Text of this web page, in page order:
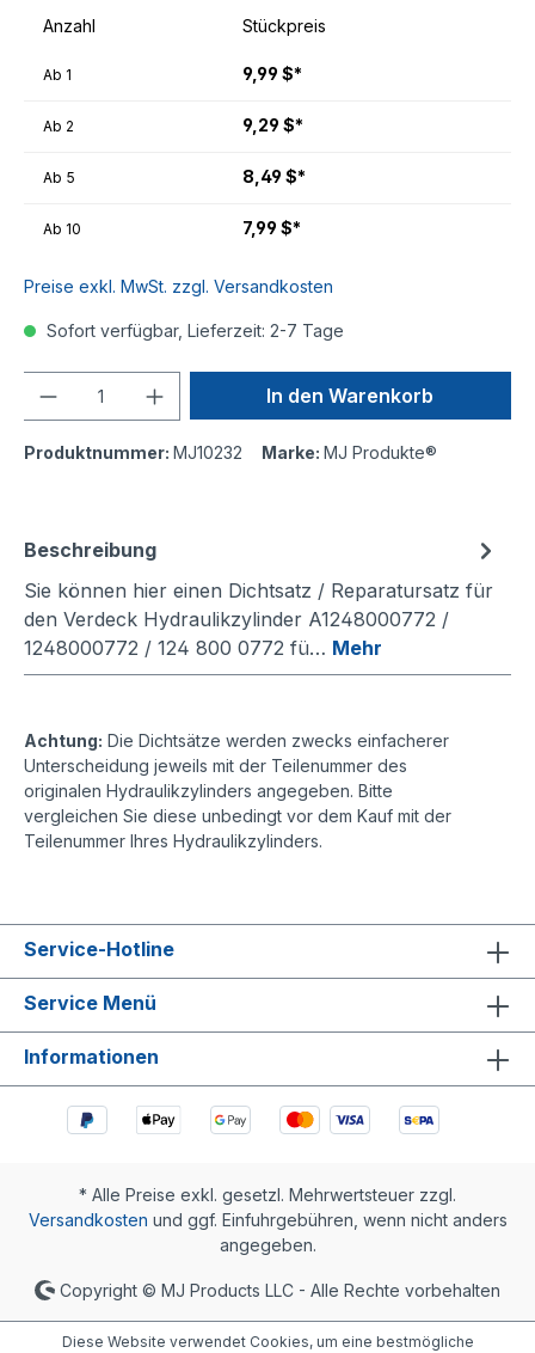
Anzahl Stückpreis
Ab 1 9,99 $*
Ab 2 9,29 $*
Ab 5 8,49 $*
Ab 10 7,99 $*
Preise exkl. MwSt. zzgl. Versandkosten
Sofort verfügbar, Lieferzeit: 2-7 Tage
In den Warenkorb
Produktnummer: MJ10232 Marke: MJ Produkte®
Beschreibung
Sie können hier einen Dichtsatz / Reparatursatz für
den Verdeck Hydraulikzylinder A1248000772 /
1248000772 / 124 800 0772 fü… Mehr
Achtung: Die Dichtsätze werden zwecks einfacherer
Unterscheidung jeweils mit der Teilenummer des
originalen Hydraulikzylinders angegeben. Bitte
vergleichen Sie diese unbedingt vor dem Kauf mit der
Teilenummer Ihres Hydraulikzylinders.
Service-Hotline
Service Menü
Informationen
* Alle Preise exkl. gesetzl. Mehrwertsteuer zzgl.
Versandkosten und ggf. Einfuhrgebühren, wenn nicht anders
angegeben.
Copyright © MJ Products LLC - Alle Rechte vorbehalten
Diese Website verwendet Cookies, um eine bestmögliche